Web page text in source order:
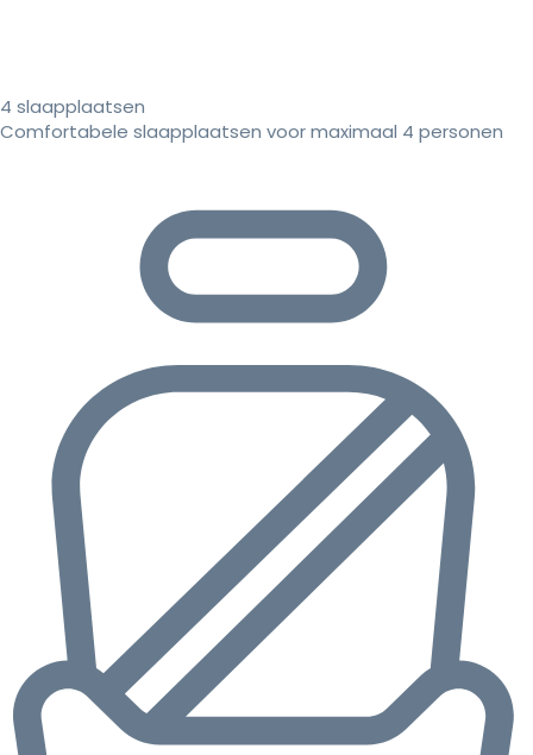
4 slaapplaatsen
Comfortabele slaapplaatsen voor maximaal 4 personen